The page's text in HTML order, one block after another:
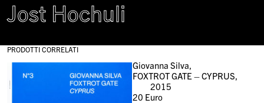
Jost Hochuli
PRODOTTI CORRELATI
Giovanna Silva,
FOXTROT GATE – CYPRUS,
2015
20 Euro